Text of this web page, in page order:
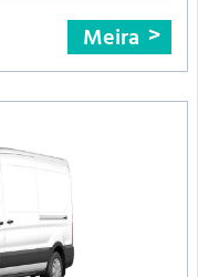
Meira